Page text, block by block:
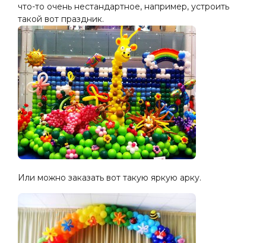
что-то очень нестандартное, например, устроить
такой вот праздник.
Или можно заказать вот такую ​​яркую арку.